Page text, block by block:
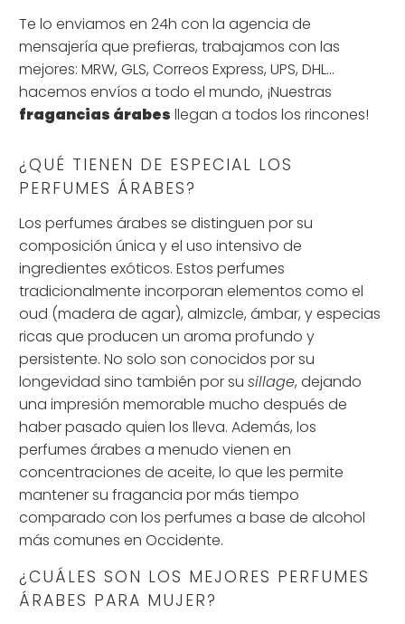
Te lo enviamos en 24h con la agencia de
mensajería que prefieras, trabajamos con las
mejores: MRW, GLS, Correos Express, UPS, DHL...
hacemos envíos a todo el mundo, ¡Nuestras
fragancias árabes llegan a todos los rincones!
¿QUÉ TIENEN DE ESPECIAL LOS
PERFUMES ÁRABES?
Los perfumes árabes se distinguen por su
composición única y el uso intensivo de
ingredientes exóticos. Estos perfumes
tradicionalmente incorporan elementos como el
oud (madera de agar), almizcle, ámbar, y especias
ricas que producen un aroma profundo y
persistente. No solo son conocidos por su
longevidad sino también por susillage, dejando
una impresión memorable mucho después de
haber pasado quien los lleva. Además, los
perfumes árabes a menudo vienen en
concentraciones de aceite, lo que les permite
mantener su fragancia por más tiempo
comparado con los perfumes a base de alcohol
más comunes en Occidente.
¿CUÁLES SON LOS MEJORES PERFUMES
ÁRABES PARA MUJER?